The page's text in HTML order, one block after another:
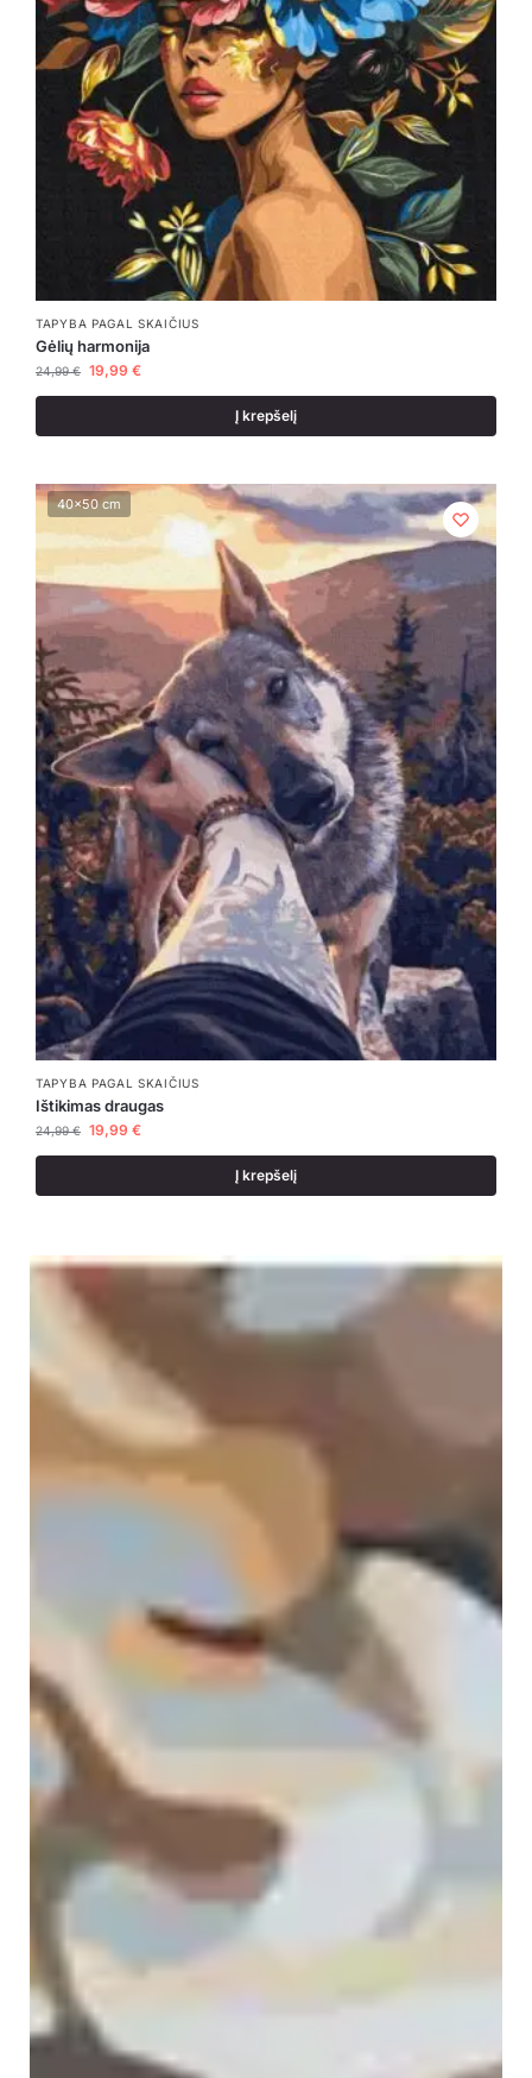
TAPYBA PAGAL SKAIČIUS
Gėlių harmonija
24,99€ 19,99 €
Į krepšelį
40x50 cm
TAPYBA PAGAL SKAIČIUS
Ištikimas draugas
24,99€ 19,99 €
Į krepšelį